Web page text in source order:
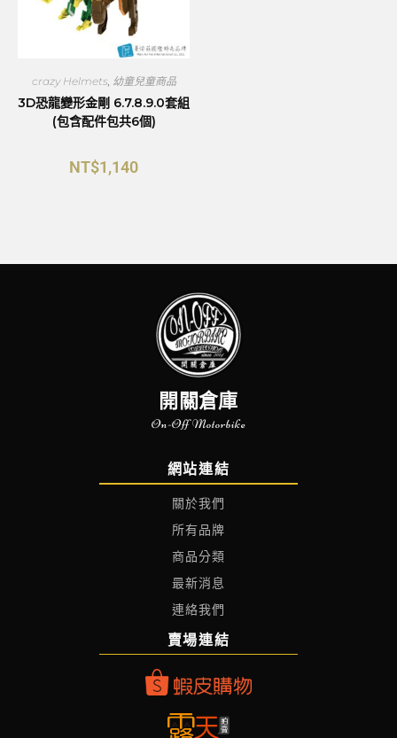
crazy Helmets, 幼童兒童商品
3D恐龍變形金剛 6.7.8.9.0套組
(包含配件包共6個)
NT$1,140
開關倉庫
On-Off Motorbike
網站連結
關於我們
所有品牌
商品分類
最新消息
連絡我們
賣場連結